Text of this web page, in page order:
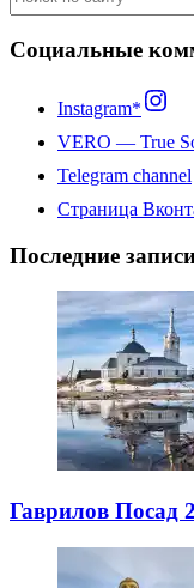
Социальные
Instagram*
VERO — True
Telegram channel
Страница
Последние
Гаврилов Посад